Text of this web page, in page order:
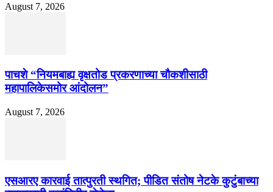
August 7, 2026
पाचशे “नियमबाह्य वृक्षतोड प्रकरणाच्या चौकशीसाठी
महापालिकेसमोर आंदोलन”
August 7, 2026
एसआरए कारवाई तात्पुरती स्थगित; पीडित संतोष नेटके कुटुंबाच्या